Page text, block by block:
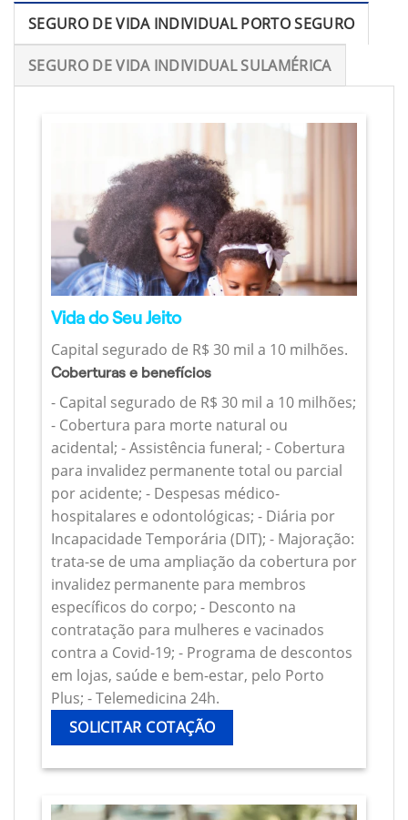
SEGURO DE VIDA INDIVIDUAL PORTO SEGURO
SEGURO DE VIDA INDIVIDUAL SULAMÉRICA
Vida do Seu Jeito
Capital segurado de R$ 30 mil a 10 milhões.
Coberturas e benefícios
- Capital segurado de R$ 30 mil a 10 milhões;
- Cobertura para morte natural ou
acidental; - Assistência funeral; - Cobertura
para invalidez permanente total ou parcial
por acidente; - Despesas médico-
hospitalares e odontológicas; - Diária por
Incapacidade Temporária (DIT); - Majoração:
trata-se de uma ampliação da cobertura por
invalidez permanente para membros
específicos do corpo; - Desconto na
contratação para mulheres e vacinados
contra a Covid-19; - Programa de descontos
em lojas, saúde e bem-estar, pelo Porto
Plus; - Telemedicina 24h.
SOLICITAR COTAÇÃO